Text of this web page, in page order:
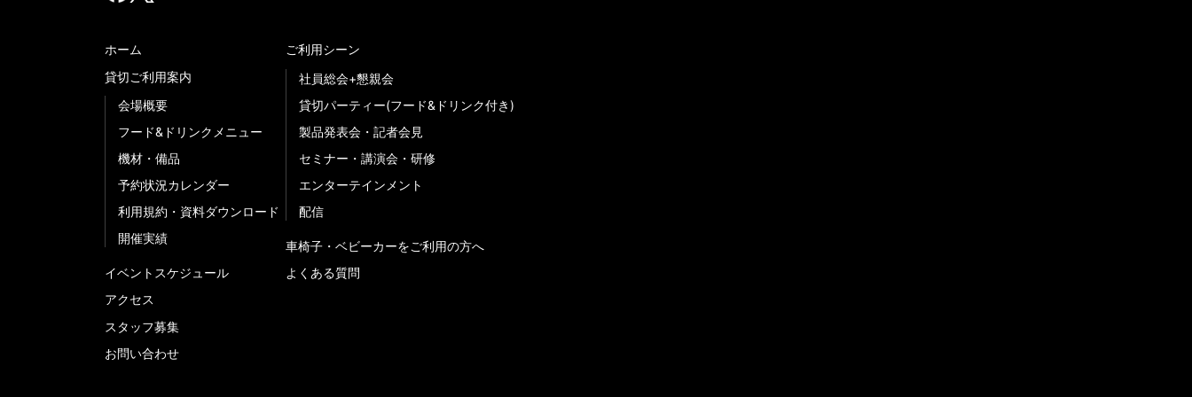
ホーム
貸切ご利用案内
会場概要
フード&ドリンクメニュー
機材・備品
予約状況カレンダー
利用規約・資料ダウンロード
開催実績
イベントスケジュール
アクセス
スタッフ募集
お問い合わせ
ご利用シーン
社員総会+懇親会
貸切パーティー(フード&ドリンク付き)
製品発表会・記者会見
セミナー・講演会・研修
エンターテインメント
配信
車椅子・ベビーカーをご利用の方へ
よくある質問